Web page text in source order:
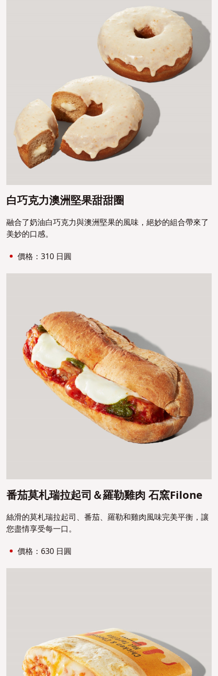
白巧克力澳洲堅果甜甜圈
融合了奶油白巧克力與澳洲堅果的風味，絕妙的組合帶來了
美妙的口感。
價格：310 日圓
番茄莫札瑞拉起司＆羅勒雞肉 石窯Filone
絲滑的莫札瑞拉起司、番茄、羅勒和雞肉風味完美平衡，讓
您盡情享受每一口。
價格：630 日圓